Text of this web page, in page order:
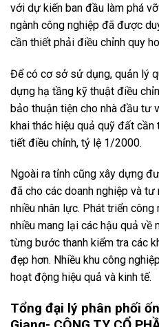
với dự kiến ban đầu làm phá
ngành công nghiệp đã được
cần thiết phải điều chỉnh quy
Để có cơ sở sử dụng, quản lý
dựng hạ tầng kỹ thuật điều
bảo thuận tiện cho nhà đầu tư
khai thác hiệu quả quỹ đất
tiết điều chỉnh, tỷ lệ 1/2000.
Ngoài ra tỉnh cũng xây dựng
đã cho các doanh nghiệp và
nhiều nhân lực. Phát triển
nhiều mang lại các hậu quả
từng bước thanh kiểm tra các
đẹp hơn. Nhiều khu công
hoạt động hiệu quả và kinh tế.
Tổng đại lý phân phối